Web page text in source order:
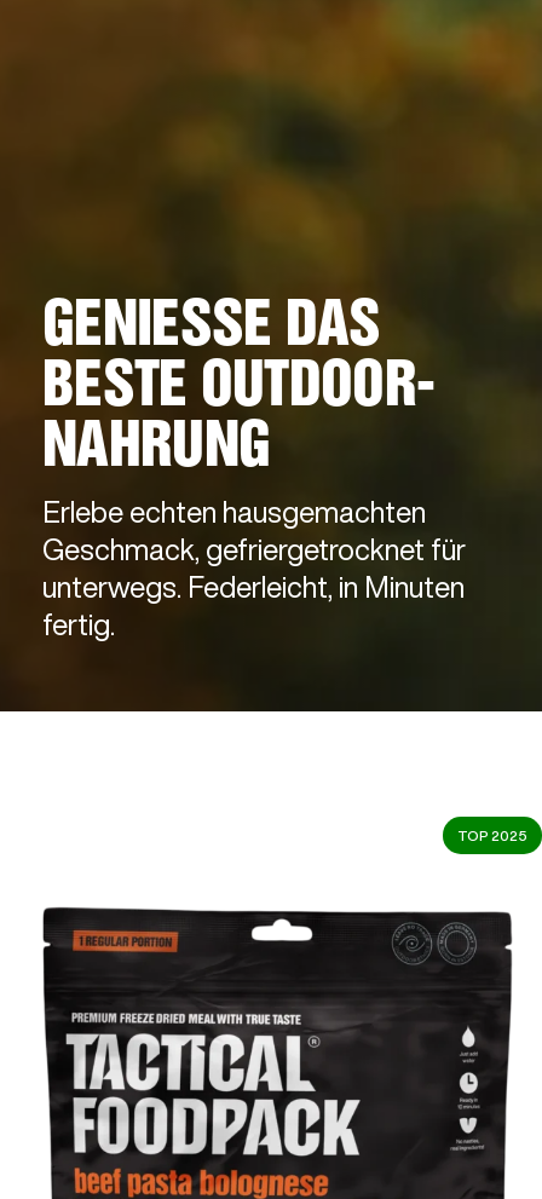
GENIESSE DAS B
ESTE OUTDOOR-N
AHRUNG
Erlebe echten hausgemachten
Geschmack, gefriergetrocknet für
unterwegs. Federleicht, in Minuten
fertig.
TOP 2025